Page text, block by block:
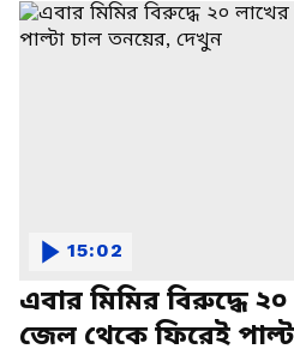
এবার মিমির বিরুদ্ধে
জেল থেকে ফিরেই
15:02